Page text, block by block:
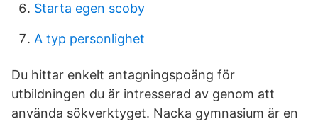
Starta egen scoby
A typ personlighet
Du hittar enkelt antagningspoäng för
utbildningen du är intresserad av genom att
använda sökverktyget. Nacka gymnasium är en